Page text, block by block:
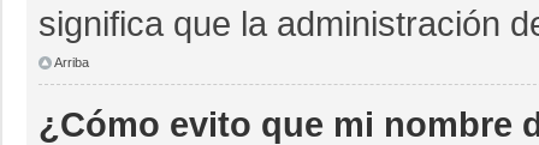
significa que la administración
Arriba
¿Cómo evito que mi nombre